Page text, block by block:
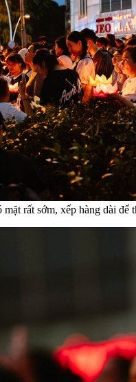
rất sớm, xếp hàng dài để